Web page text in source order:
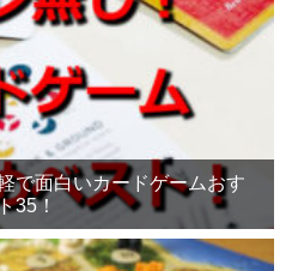
で面白いカードゲームおす
35！